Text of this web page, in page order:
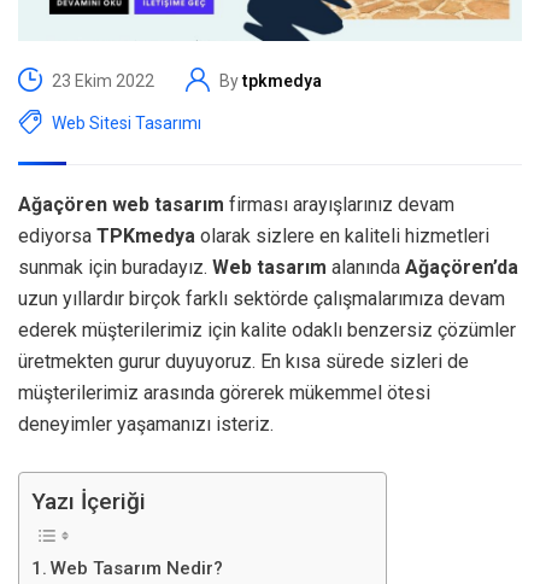
23 Ekim 2022 Bytpkmedya
Web Sitesi Tasarımı
Ağaçören web tasarım firması arayışlarınız devam
ediyorsa TPKmedya olarak sizlere en kaliteli hizmetleri
sunmak için buradayız. Web tasarım alanında Ağaçören’da
uzun yıllardır birçok farklı sektörde çalışmalarımıza devam
ederek müşterilerimiz için kalite odaklı benzersiz çözümler
üretmekten gurur duyuyoruz. En kısa sürede sizleri de
müşterilerimiz arasında görerek mükemmel ötesi
deneyimler yaşamanızı isteriz.
Yazı İçeriği
Web Tasarım Nedir?